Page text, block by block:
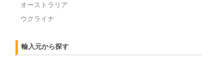
オーストラリア
ウクライナ
輸入元から探す